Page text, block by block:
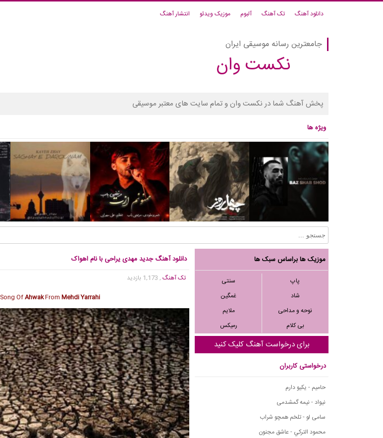
دانلود آهنگ تک آهنگ آلبوم موزیک ویدئو انتشار آهنگ
جامعترین رسانه موسیقی ایران
نکست وان
پخش آهنگ شما در نکست وان و تمام سایت های معتبر موسیقی
ویژه ها
موزیک ها براساس سبک ها
پاپ
سنتی
شاد
غمگین
نوحه و مداحی
ملایم
بی کلام
رمیکس
برای درخواست آهنگ کلیک کنید
درخواستی کاربران
حامیم - یکیو دارم
نیواد - نیمه گمشدمی
سامی لو - تلخم همچو شراب
محمود التركي - عاشق مجنون
دانلود آهنگ جدید مهدی یراحی با نام اهواک
تک آهنگ, 1,173 بازدید
Song OfAhwakFromMehdi Yarrahi